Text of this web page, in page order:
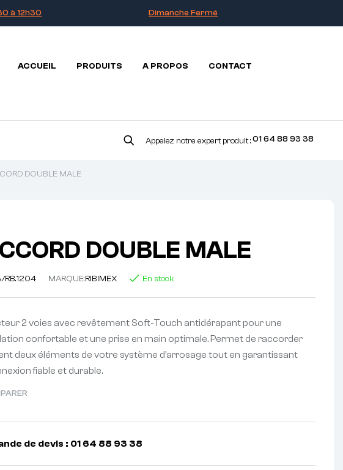
à 12h30 Dimanche Fermé
ACCUEIL PRODUITS A PROPOS
CONTACT
Appelez notre expert produit : 01 64 88 93 38
DOUBLE MALE
DOUBLE MALE
RB.1204 MARQUE:RIBIMEX En stock
2 voies avec revêtement Soft-Touch antidérapant pour une
confortable et une prise en main optimale. Permet de raccorder
deux éléments de votre système d’arrosage tout en garantissant
fiable et durable.
de devis : 01 64 88 93 38